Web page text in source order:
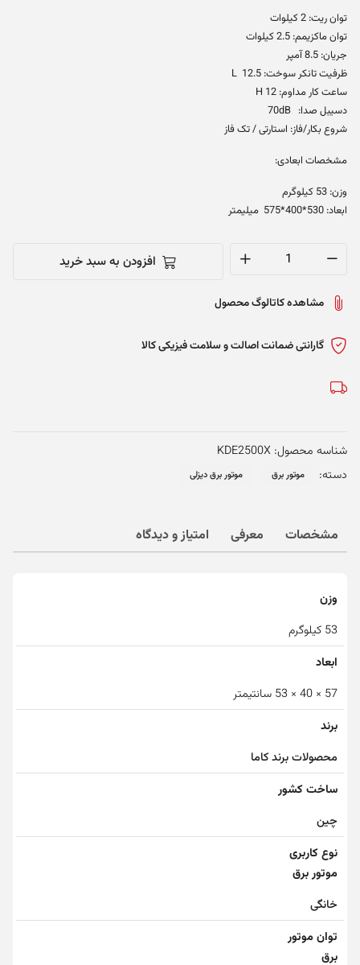
توان ریت: 2 کیلوات
توان ماکزیمم: 2.5 کیلوات
جریان: 8.5 آمپر
ظرفیت تانکر سوخت: 12.5 L
ساعت کار مداوم: 12 H
دسیبل صدا: 70dB
شروع بکار/فاز: استارتی / تک فاز
مشخصات ابعادی:
وزن: 53 کیلوگرم
ابعاد: 530*400*575 میلیمتر
کاما
2.5
-
افزودن به سبد خرید
مشاهده کاتالوگ محصول
گارانتی ضمانت اصالت و سلامت فیزیکی کالا
شناسه محصول: KDE2500X
دسته:
موتور برق موتور برق دیزلی
مشخصات معرفی امتیاز و دیدگاه
وزن
53 کیلوگرم
ابعاد
57 × 40 × 53 سانتیمتر
برند
محصولات برند کاما
ساخت کشور
چین
نوع کاربری
موتور برق
خانگی
توان موتور
برق